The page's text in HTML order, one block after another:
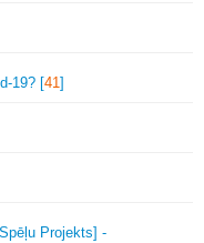
19? [41]
Projekts] -